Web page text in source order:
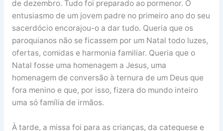
de dezembro. Tudo foi preparado ao pormenor. O
entusiasmo de um jovem padre no primeiro ano do seu
sacerdócio encorajou-o a dar tudo. Queria que os
paroquianos não se ficassem por um Natal todo luzes,
ofertas, comidas e harmonia familiar. Queria que o
Natal fosse uma homenagem a Jesus, uma
homenagem de conversão à ternura de um Deus que
fora menino e que, por isso, fizera do mundo inteiro
uma só família de irmãos.
À tarde, a missa foi para as crianças, da catequese e